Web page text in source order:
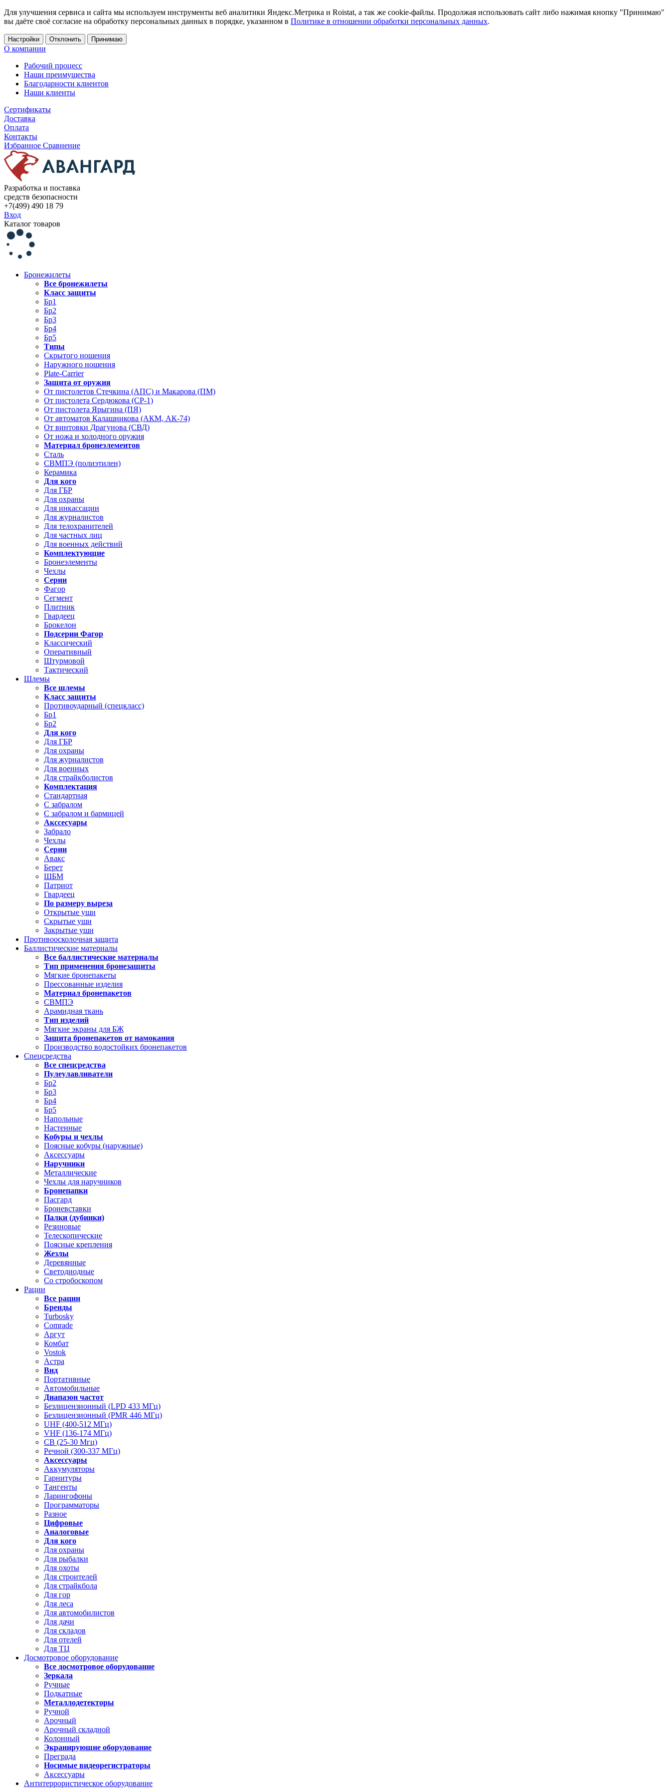
Для улучшения сервиса и сайта мы используем инструменты веб аналитики Яндекс.Метрика и Roistat, а так же cookie-файлы. Продолжая использовать сайт либо нажимая кнопку "Принимаю"
вы даёте своё согласие на обработку персональных данных в порядке, указанном в Политике в отношении обработки персональных данных.
Настройки Отклонить Принимаю
О компании
Рабочий процесс
Наши преимущества
Благодарности клиентов
Наши клиенты
Сертификаты
Доставка
Оплата
Контакты
Избранное Сравнение
Разработка и поставка
средств безопасности
+7(499) 490 18 79
Вход
Каталог товаров
Бронежилеты
Все бронежилеты
Класс защиты
Бр1
Бр2
Бр3
Бр4
Бр5
Типы
Скрытого ношения
Наружного ношения
Plate-Carrier
Защита от оружия
От пистолетов Стечкина (АПС) и Макарова (ПМ)
От пистолета Сердюкова (СР-1)
От пистолета Ярыгина (ПЯ)
От автоматов Калашникова (АКМ, АК-74)
От винтовки Драгунова (СВД)
От ножа и холодного оружия
Материал бронеэлементов
Сталь
СВМПЭ (полиэтилен)
Керамика
Для кого
Для ГБР
Для охраны
Для инкассации
Для журналистов
Для телохранителей
Для частных лиц
Для военных действий
Комплектующие
Бронеэлементы
Чехлы
Серии
Фагор
Сегмент
Плитник
Гвардеец
Брокелон
Подсерии Фагор
Классический
Оперативный
Штурмовой
Тактический
Шлемы
Все шлемы
Класс защиты
Противоударный (спецкласс)
Бр1
Бр2
Для кого
Для ГБР
Для охраны
Для журналистов
Для военных
Для страйкболистов
Комплектация
Стандартная
С забралом
С забралом и бармицей
Акссесуары
Забрало
Чехлы
Серии
Авакс
Берет
ШБМ
Патриот
Гвардеец
По размеру выреза
Открытые уши
Скрытые уши
Закрытые уши
Противоосколочная защита
Баллистические материалы
Все баллистические материалы
Тип применения бронезащиты
Мягкие бронепакеты
Прессованные изделия
Материал бронепакетов
СВМПЭ
Арамидная ткань
Тип изделий
Мягкие экраны для БЖ
Защита бронепакетов от намокания
Производство водостойких бронепакетов
Спецсредства
Все спецсредства
Пулеулавливатели
Бр2
Бр3
Бр4
Бр5
Напольные
Настенные
Кобуры и чехлы
Поясные кобуры (наружные)
Аксессуары
Наручники
Металлические
Чехлы для наручников
Бронепапки
Пасгард
Броневставки
Палки (дубинки)
Резиновые
Телескопические
Поясные крепления
Жезлы
Деревянные
Светодиодные
Со стробоскопом
Рации
Все рации
Бренды
Turbosky
Comrade
Аргут
Комбат
Vostok
Астра
Вид
Портативные
Автомобильные
Диапазон частот
Безлицензионный (LPD 433 МГц)
Безлицензионный (PMR 446 МГц)
UHF (400-512 МГц)
VHF (136-174 МГц)
CB (25-30 Мгц)
Речной (300-337 МГц)
Аксессуары
Аккумуляторы
Гарнитуры
Тангенты
Ларингофоны
Программаторы
Разное
Цифровые
Аналоговые
Для кого
Для охраны
Для рыбалки
Для охоты
Для строителей
Для страйкбола
Для гор
Для леса
Для автомобилистов
Для дачи
Для складов
Для отелей
Для ТЦ
Досмотровое оборудование
Все досмотровое оборудование
Зеркала
Ручные
Подкатные
Металлодетекторы
Ручной
Арочный
Арочный складной
Колонный
Экранирующие оборудование
Преграда
Носимые видеорегистраторы
Аксессуары
Антитеррористическое оборудование